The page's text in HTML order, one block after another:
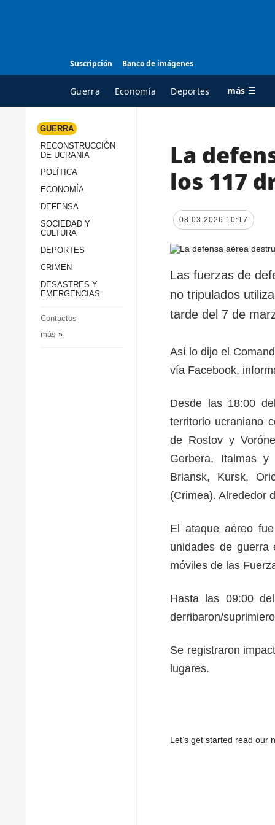
Suscripción Banco de imágenes
Guerra Economía Deportes más ☰
TODAS LAS
Sociedad y Cultura
Desastres y emergencias
GUERRA
RECONSTRUCCIÓN
DE UCRANIA
POLÍTICA
ECONOMÍA
DEFENSA
SOCIEDAD Y
CULTURA
DEPORTES
CRIMEN
DESASTRES Y
EMERGENCIAS
Contactos
más »
La
los 117
08.03.2026 10:17
Las fuerzas de
no tripulados
tarde del 7 de
Así lo dijo el
vía Facebook,
Desde las 18:00
territorio ucraniano
de Rostov y
Gerbera, Italmas
Briansk, Kursk,
(Crimea). Alrededor
El ataque aéreo
unidades de guerra
móviles de las
Hasta las 09:00
derribaron/
Se registraron
lugares.
Let’s get started read our